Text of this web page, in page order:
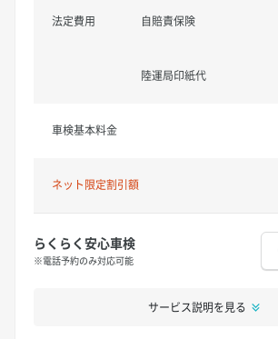
法定費用 自賠責保険
陸運局印紙代
車検基本料金
ネット限定割引額
らくらく安心車検
※電話予約のみ対応可能
サービス説明を見る